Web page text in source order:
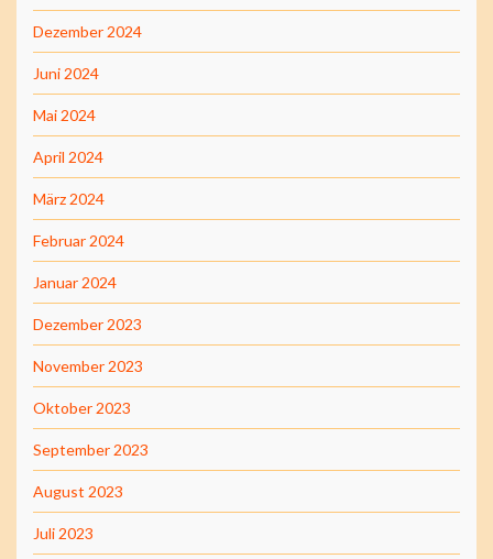
Dezember 2024
Juni 2024
Mai 2024
April 2024
März 2024
Februar 2024
Januar 2024
Dezember 2023
November 2023
Oktober 2023
September 2023
August 2023
Juli 2023